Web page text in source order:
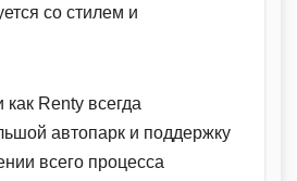
со стилем и
Renty всегда
автопарк и поддержку
всего процесса